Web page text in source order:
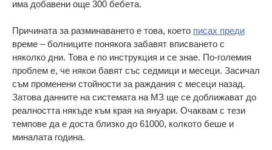
има добавени още 300 бебета.
Причината за разминаването е това, което писах преди
време – болниците понякога забавят вписването с
няколко дни. Това е по инструкция и се знае. По-големия
проблем е, че някои бавят със седмици и месеци. Засичал
съм променени стойности за раждания с месеци назад.
Затова данните на системата на МЗ ще се доближават до
реалността някъде към края на януари. Очаквам с тези
темпове да е доста близко до 61000, колкото беше и
миналата година.